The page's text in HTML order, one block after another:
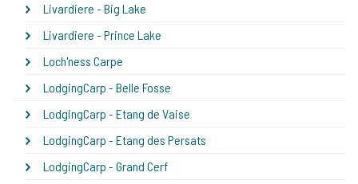
Livardiere - Big Lake
Livardiere - Prince Lake
Loch'ness Carpe
LodgingCarp - Belle Fosse
LodgingCarp - Etang de Vaise
LodgingCarp - Etang des Persats
LodgingCarp - Grand Cerf